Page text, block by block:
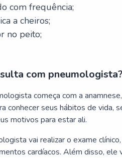
com frequência;
a cheiros;
no peito;
com pneumologista?
começa com a
conhecer seus hábitos de vida,
motivos para estar ali.
vai realizar o exame
cardíacos. Além disso, ele